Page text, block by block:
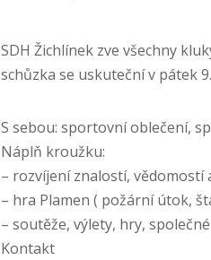
SDH Žichlínek zve všechny
schůzka se uskuteční v pátek
S sebou: sportovní oblečení,
Náplň kroužku:
– rozvíjení znalostí, vědomostí
– hra Plamen ( požární útok,
– soutěže, výlety, hry,
Kontakt